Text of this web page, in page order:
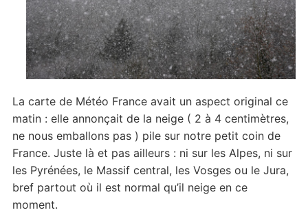
La carte de Météo France avait un aspect original ce
matin : elle annonçait de la neige ( 2 à 4 centimètres,
ne nous emballons pas ) pile sur notre petit coin de
France. Juste là et pas ailleurs : ni sur les Alpes, ni sur
les Pyrénées, le Massif central, les Vosges ou le Jura,
bref partout où il est normal qu’il neige en ce
moment.